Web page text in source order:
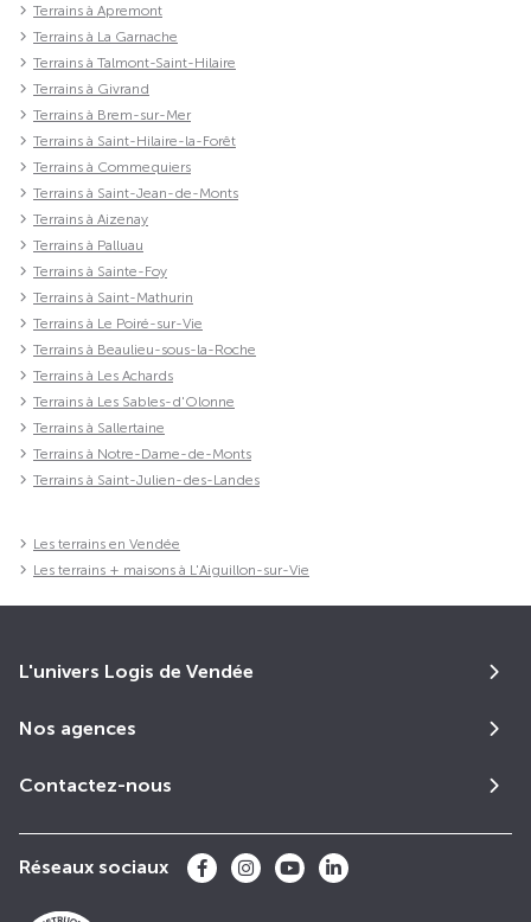
Terrains à Apremont
Terrains à La Garnache
Terrains à Talmont-Saint-Hilaire
Terrains à Givrand
Terrains à Brem-sur-Mer
Terrains à Saint-Hilaire-la-Forêt
Terrains à Commequiers
Terrains à Saint-Jean-de-Monts
Terrains à Aizenay
Terrains à Palluau
Terrains à Sainte-Foy
Terrains à Saint-Mathurin
Terrains à Le Poiré-sur-Vie
Terrains à Beaulieu-sous-la-Roche
Terrains à Les Achards
Terrains à Les Sables-d'Olonne
Terrains à Sallertaine
Terrains à Notre-Dame-de-Monts
Terrains à Saint-Julien-des-Landes
Les terrains en Vendée
Les terrains + maisons à L'Aiguillon-sur-Vie
L'univers Logis de Vendée
Nos agences
Contactez-nous
Réseaux sociaux